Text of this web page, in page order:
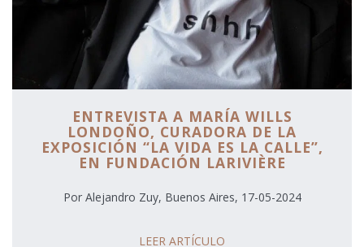
ENTREVISTA A MARÍA WILLS
LONDOÑO, CURADORA DE LA
EXPOSICIÓN “LA VIDA ES LA CALLE”,
EN FUNDACIÓN LARIVIÈRE
Por Alejandro Zuy, Buenos Aires, 17-05-2024
LEER ARTÍCULO